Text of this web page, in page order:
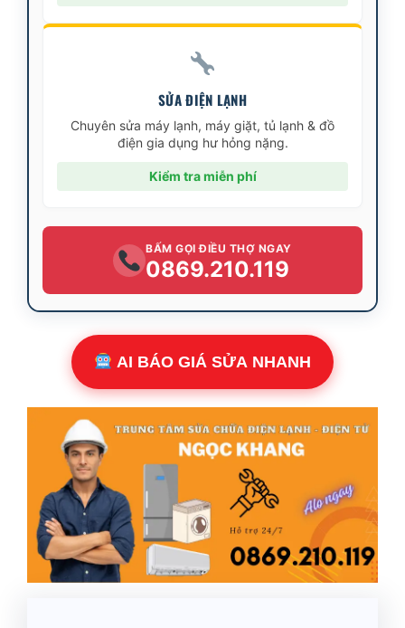
SỬA ĐIỆN LẠNH
Chuyên sửa máy lạnh, máy giặt, tủ lạnh & đồ
điện gia dụng hư hỏng nặng.
Kiểm tra miễn phí
BẤM GỌI ĐIỀU THỢ NGAY
0869.210.119
AI BÁO GIÁ SỬA NHANH